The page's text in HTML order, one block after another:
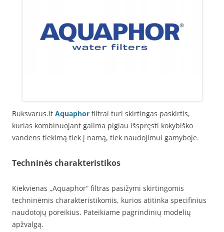
Buksvarus.lt Aquaphor filtrai turi skirtingas paskirtis,
kurias kombinuojant galima pigiau išspręsti kokybiško
vandens tiekimą tiek į namą, tiek naudojimui gamyboje.
Techninės charakteristikos
Kiekvienas „Aquaphor“ filtras pasižymi skirtingomis
techninėmis charakteristikomis, kurios atitinka specifinius
naudotojų poreikius. Pateikiame pagrindinių modelių
apžvalgą.